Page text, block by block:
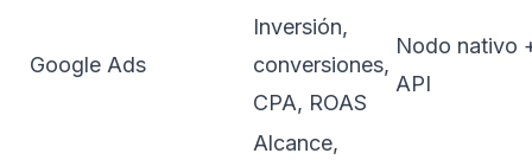
Google Ads
Inversión,
conversiones,
CPA, ROAS
Nodo nativo
API
Alcance,